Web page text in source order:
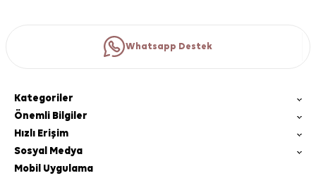
Whatsapp Destek
Kategoriler
Önemli Bilgiler
Hızlı Erişim
Sosyal Medya
Mobil Uygulama